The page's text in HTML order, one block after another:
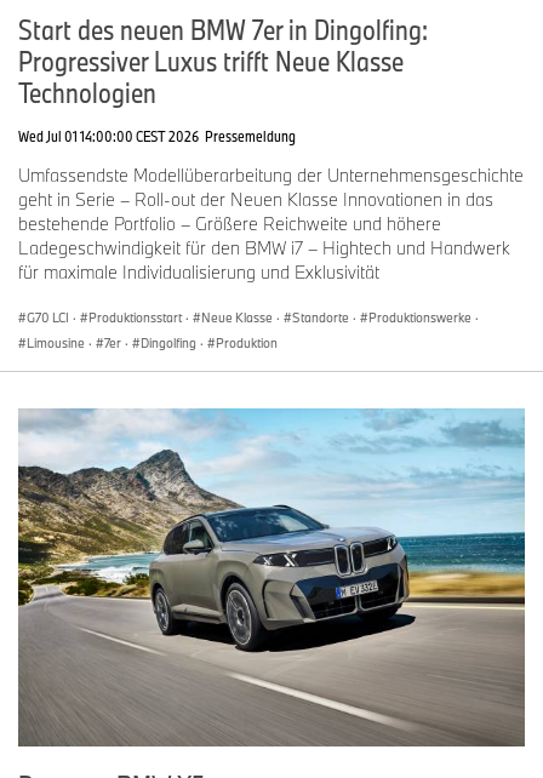
Start des neuen BMW 7er in Dingolfing:
Progressiver Luxus trifft Neue Klasse
Technologien
Wed Jul 01 14:00:00 CEST 2026 Pressemeldung
Umfassendste Modellüberarbeitung der Unternehmensgeschichte
geht in Serie – Roll-out der Neuen Klasse Innovationen in das
bestehende Portfolio – Größere Reichweite und höhere
Ladegeschwindigkeit für den BMW i7 – Hightech und Handwerk
für maximale Individualisierung und Exklusivität
G70 LCI · Produktionsstart · Neue Klasse · Standorte · Produktionswerke ·
Limousine · 7er · Dingolfing · Produktion